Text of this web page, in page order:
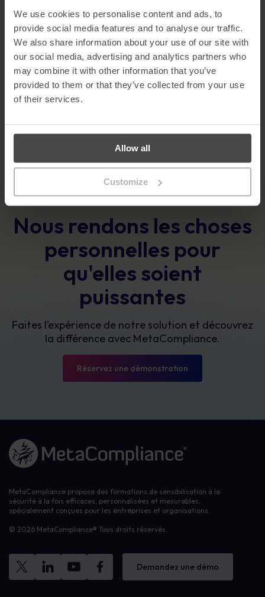
We use cookies to personalise content and ads, to
provide social media features and to analyse our traffic.
We also share information about your use of our site with
our social media, advertising and analytics partners who
may combine it with other information that you’ve
provided to them or that they’ve collected from your use
of their services.
Allow all
Customize
Le résultat
Notre contenu de formation personnalisé et de haute qualité a
considérablement stimulé l'engagement du personnel et la
sensibilisation à la sécurité. Les employés ont apprécié la nature
interactive et pratique de la formation, et ont souvent fait des
commentaires sur la pertinence de la formation par rapport à leur
vie personnelle et professionnelle. Ce partenariat a non seulement
aidé Fibrus à mettre en place un cadre solide de gestion des
incidents, mais il a également favorisé une culture de la conformité,
ISO27001.
Nous rendons les choses
personnelles pour
qu'elles soient
puissantes
Faites l’expérience de notre solution et découvrez
la différence avec MetaCompliance.
Réservez une démonstration
Lien vers la page d'accueil
MetaCompliance propose des formations de sensibilisation à la
sécurité à la fois efficaces, personnalisées et mesurables,
spécialement conçues pour les entreprises et organisations.
© 2026 MetaCompliance® Tous droits réservés.
Demandez une démo